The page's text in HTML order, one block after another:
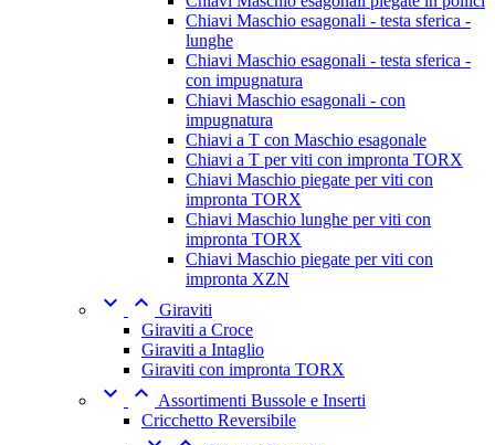
Chiavi Maschio esagonali - testa sferica -
lunghe
Chiavi Maschio esagonali - testa sferica -
con impugnatura
Chiavi Maschio esagonali - con
impugnatura
Chiavi a T con Maschio esagonale
Chiavi a T per viti con impronta TORX
Chiavi Maschio piegate per viti con
impronta TORX
Chiavi Maschio lunghe per viti con
impronta TORX
Chiavi Maschio piegate per viti con
impronta XZN
  Giraviti
Giraviti a Croce
Giraviti a Intaglio
Giraviti con impronta TORX
  Assortimenti Bussole e Inserti
Cricchetto Reversibile